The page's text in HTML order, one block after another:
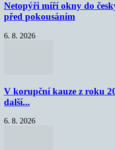
Netopýři míří okny do
před pokousáním
6. 8. 2026
V korupční kauze z roku
další...
6. 8. 2026